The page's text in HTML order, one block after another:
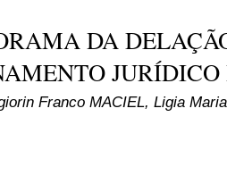
DA
Franco MACIEL, Ligia